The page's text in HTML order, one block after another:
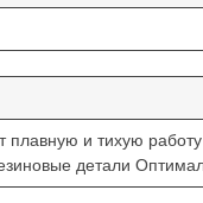
и тихую
детали